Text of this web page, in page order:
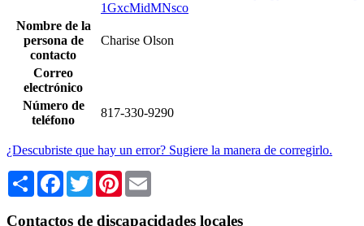
1GxcMidMNsco
Nombre de la
persona de
contacto
Charise Olson
Correo
electrónico
Número de
teléfono
817-330-9290
¿Descubriste que hay un error? Sugiere la manera de corregirlo.
Share Facebook
TwitterPinterest
Contactos de discapacidades locales